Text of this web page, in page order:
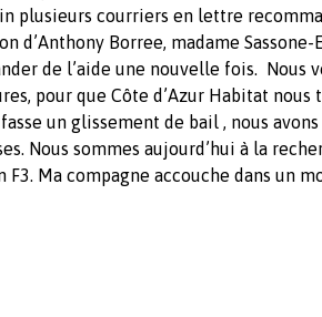
plusieurs courriers en lettre
d’Anthony Borree, madame
de l’aide une nouvelle fois. Nous
pour que Côte d’Azur Habitat
un glissement de bail , nous
Nous sommes aujourd’hui à la
F3. Ma compagne accouche dans un